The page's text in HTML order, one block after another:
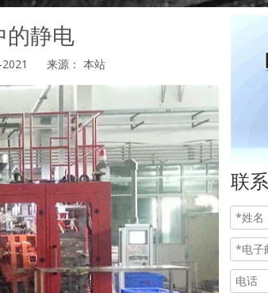
的静电
2021 来源： 本站
联